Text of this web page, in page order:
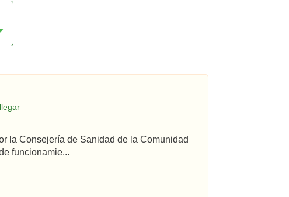
la Consejería de Sanidad de la Comunidad
funcionamie...